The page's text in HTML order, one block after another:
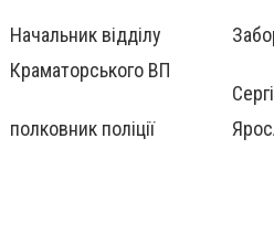
Начальник відділу
Краматорського ВП
полковник поліції